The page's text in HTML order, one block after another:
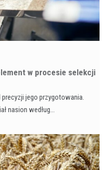
w procesie selekcji
jego przygotowania.
nasion według…